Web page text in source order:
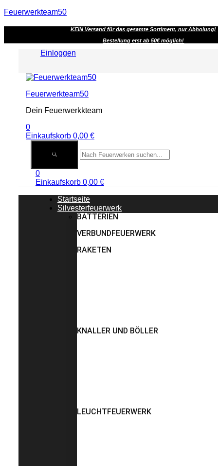
Feuerwerkteam50
KEIN Versand für das gesamte Sortiment, nur Abholung!
Bestellung erst ab 50€ möglich!
Einloggen
Menu
Feuerwerkteam50
Dein Feuerwerkkteam
0
Einkaufskorb 0,00 €
0
Einkaufskorb 0,00 €
Startseite
Silvesterfeuerwerk
BATTERIEN
VERBUNDFEUERWERK
RAKETEN
KNALLER UND BÖLLER
LEUCHTFEUERWERK